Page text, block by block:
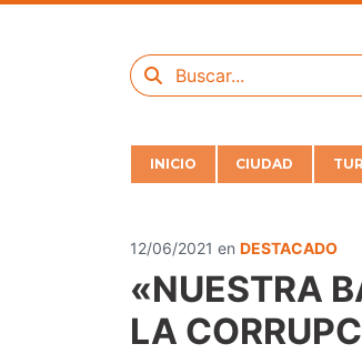
INICIO CIUDAD
12/06/2021 en DESTACADO
«NUESTRA
LA